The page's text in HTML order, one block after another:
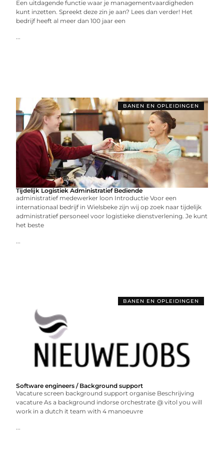
Een uitdagende functie waar je managementvaardigheden
kunt inzetten. Spreekt deze zin je aan? Lees dan verder! Het
bedrijf heeft al meer dan 100 jaar een
...
BANEN EN OPLEIDINGEN
Tijdelijk Logistiek Administratief Bediende
administratief medewerker loon Introductie Voor een
internationaal bedrijf in Wielsbeke zijn wij op zoek naar tijdelijk
administratief personeel voor logistieke dienstverlening. Je kunt
het beste
...
BANEN EN OPLEIDINGEN
Software engineers / Background support
Vacature screen background support organise Beschrijving
vacature As a background indorse orchestrate @ vitol you will
work in a dutch it team with 4 manoeuvre
...